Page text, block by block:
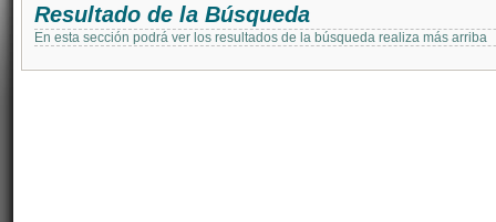
Resultado de la Búsqueda
En esta sección podrá ver los resultados de la búsqueda realiza más arriba